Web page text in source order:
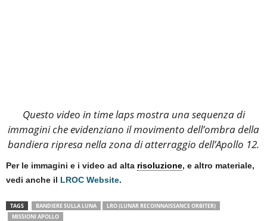
Questo video in time laps mostra una sequenza di
immagini che evidenziano il movimento dell’ombra della
bandiera ripresa nella zona di atterraggio dell’Apollo 12.
Per le immagini e i video ad alta risoluzione, e altro materiale,
vedi anche il LROC Website.
TAGS BANDIERE SULLA LUNA
LRO (LUNAR RECOINNAISSANCE ORBITER)
MISSIONI APOLLO